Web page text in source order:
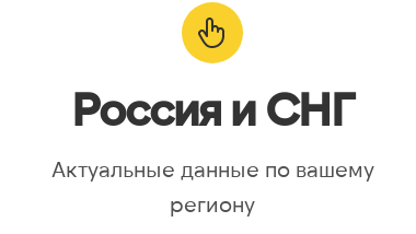
Россия и СНГ
Актуальные данные по вашему
региону